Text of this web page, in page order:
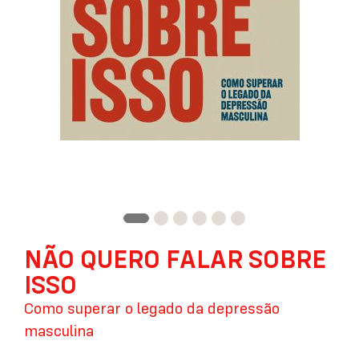
Galeria
NÃO QUERO FALAR SOBRE
ISSO
Como superar o legado da depressão
masculina